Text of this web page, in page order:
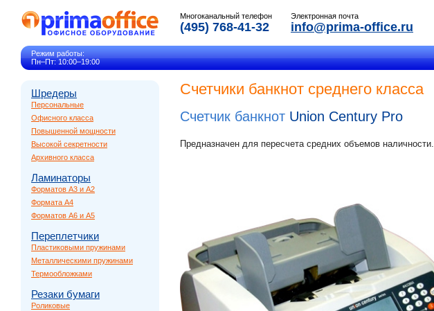
Многоканальный телефон
(495) 768-41-32
Электронная почта
info@prima-office.ru
Режим работы:
Пн–Пт: 10:00–19:00
Шредеры
Персональные
Офисного класса
Повышенной мощности
Высокой секретности
Архивного класса
Ламинаторы
Форматов A3 и A2
Формата A4
Форматов A6 и A5
Переплетчики
Пластиковыми пружинами
Металлическими пружинами
Термообложками
Резаки бумаги
Роликовые
Счетчики банкнот среднего класса
Счетчик банкнот Union Century Pro
Предназначен для пересчета средних объемов наличности.